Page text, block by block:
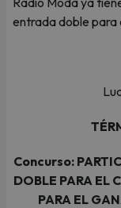
entrada doble para
Concurso:
DOBLE PARA EL
PARA EL